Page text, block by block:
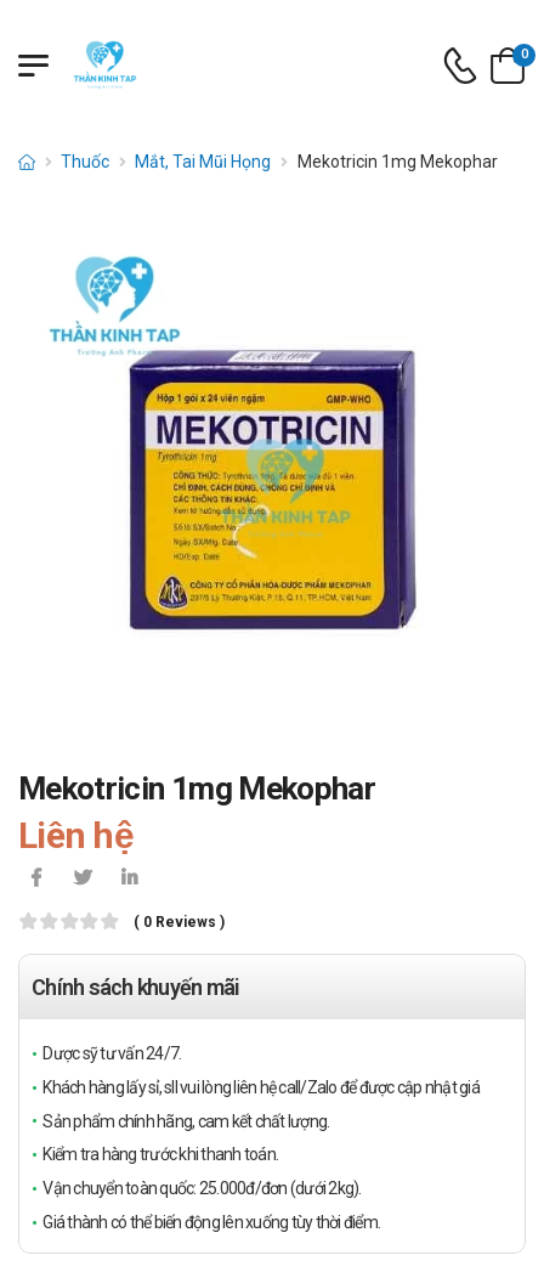
0
Thuốc Mắt, Tai Mũi Họng Mekotricin 1mg Mekophar
Mekotricin 1mg Mekophar
Liên hệ
( 0 Reviews )
Chính sách khuyến mãi
Dược sỹ tư vấn 24/7.
Khách hàng lấy sỉ, sll vui lòng liên hệ call/Zalo để được cập nhật giá
Sản phẩm chính hãng, cam kết chất lượng.
Kiểm tra hàng trước khi thanh toán.
Vận chuyển toàn quốc: 25.000đ/đơn (dưới 2kg).
Giá thành có thể biến động lên xuống tùy thời điểm.